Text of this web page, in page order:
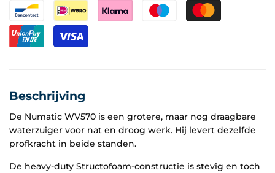
Beschrijving
De Numatic WV570 is een grotere, maar nog draagbare
waterzuiger voor nat en droog werk. Hij levert dezelfde
profkracht in beide standen.
De heavy-duty Structofoam-constructie is stevig en toch